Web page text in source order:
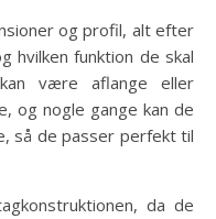
og profil, alt efter
hvilken funktion de skal
være aflange eller
og nogle gange kan de
så de passer perfekt til
da de